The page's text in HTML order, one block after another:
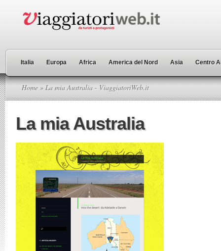
Italia Europa Africa America del Nord Asia Centro
Home » La mia Australia - ViaggiatoriWeb.it
La mia Australia